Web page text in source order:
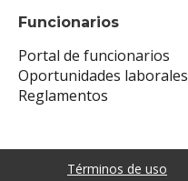
Funcionarios
Portal de funcionarios
Oportunidades laborales
Reglamentos
Términos de uso